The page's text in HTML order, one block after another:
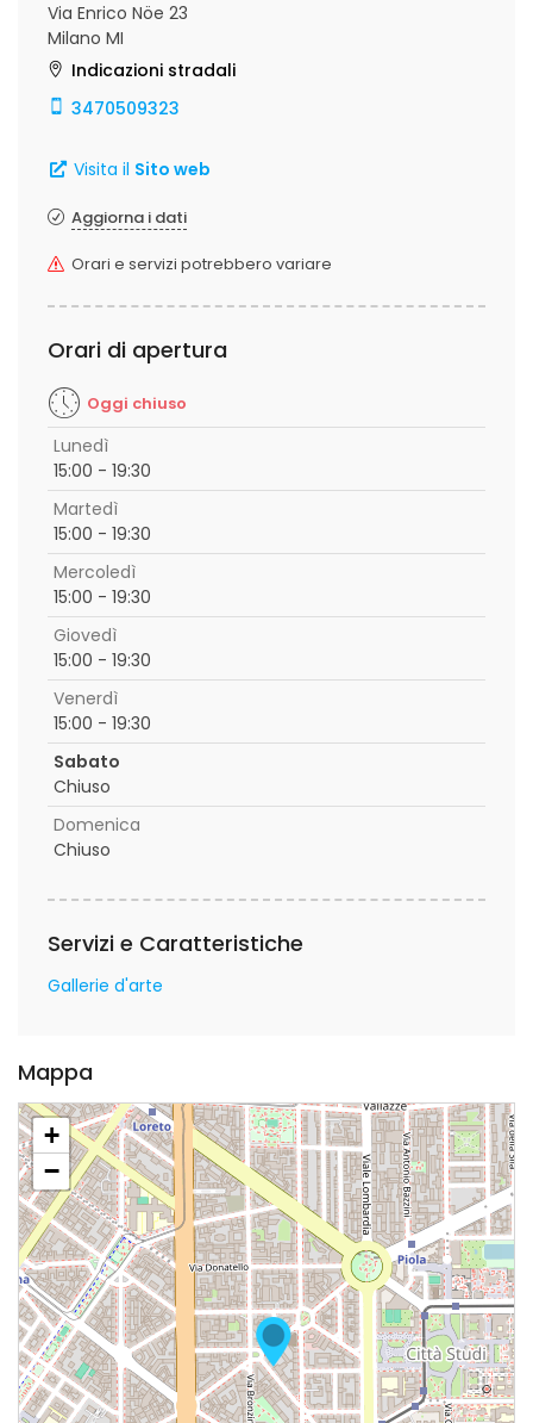
Via Enrico Nöe 23
Milano MI
Indicazioni stradali
3470509323
Visita il Sito web
Aggiorna i dati
Orari e servizi potrebbero variare
Orari di apertura
Oggi chiuso
Lunedì
15:00 - 19:30
Martedì
15:00 - 19:30
Mercoledì
15:00 - 19:30
Giovedì
15:00 - 19:30
Venerdì
15:00 - 19:30
Sabato
Chiuso
Domenica
Chiuso
Servizi e Caratteristiche
Gallerie d'arte
Mappa
+
−